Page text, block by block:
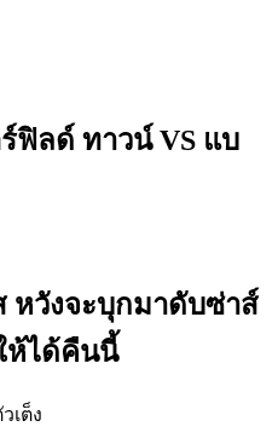
ฟิลด์ ทาวน์ VS แบ
หวังจะบุกมาดับซ่าส์
ห้ได้คืนนี้